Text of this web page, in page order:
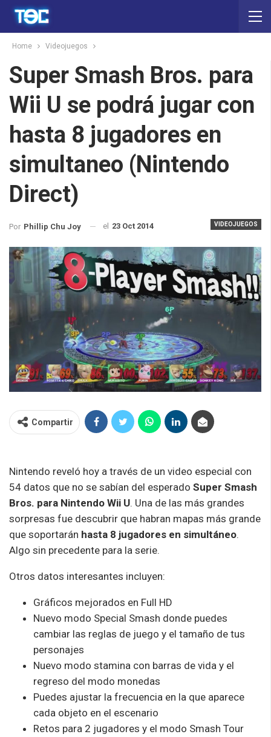
Home Videojuegos
Super Smash Bros. para
Wii U se podrá jugar con
hasta 8 jugadores en
simultaneo (Nintendo
Direct)
VIDEOJUEGOS
Por Phillip Chu Joy el 23 Oct 2014
Compartir
Nintendo reveló hoy a través de un video especial con
54 datos que no se sabían del esperado Super Smash
Bros. para Nintendo Wii U. Una de las más grandes
sorpresas fue descubrir que habran mapas más grande
que soportarán hasta 8 jugadores en simultáneo.
Algo sin precedente para la serie.
Otros datos interesantes incluyen:
Gráficos mejorados en Full HD
Nuevo modo Special Smash donde puedes
cambiar las reglas de juego y el tamaño de tus
personajes
Nuevo modo stamina con barras de vida y el
regreso del modo monedas
Puedes ajustar la frecuencia en la que aparece
cada objeto en el escenario
Retos para 2 jugadores y el modo Smash Tour